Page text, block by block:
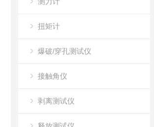
扭矩计
爆破/穿孔测试仪
接触角仪
剥离测试仪